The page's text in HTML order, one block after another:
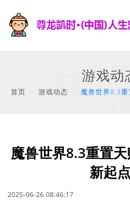
游戏动
首页 游戏动态 魔兽世界8.3
魔兽世界8.3重置
新起点
2025-06-26 08:46:17